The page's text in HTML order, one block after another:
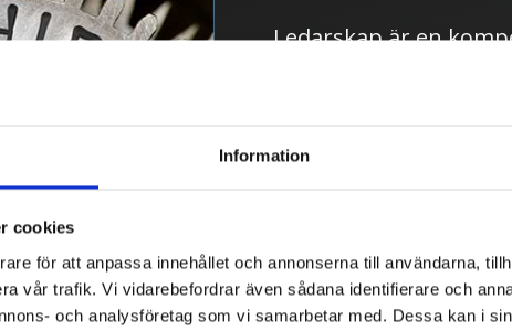
Information
cookies
för att anpassa innehållet och annonserna till användarna,
vår trafik. Vi vidarebefordrar även sådana identifierare och
och analysföretag som vi samarbetar med. Dessa kan i
Ledarskap är en
genom insikter och
Ledarskap innehåller flera
leda olika typer av
lära sig prioriteringar,
Föreläsningen har som
verktyg som är enkla att
genomförs på ett